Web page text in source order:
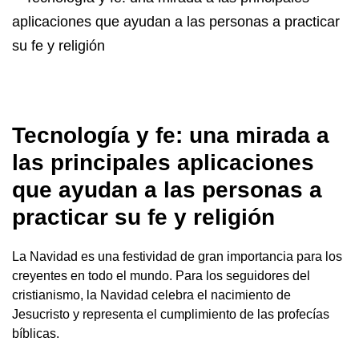
Tecnología y fe: una mirada a
las principales aplicaciones
que ayudan a las personas a
practicar su fe y religión
La Navidad es una festividad de gran importancia para los
creyentes en todo el mundo. Para los seguidores del
cristianismo, la Navidad celebra el nacimiento de
Jesucristo y representa el cumplimiento de las profecías
bíblicas.